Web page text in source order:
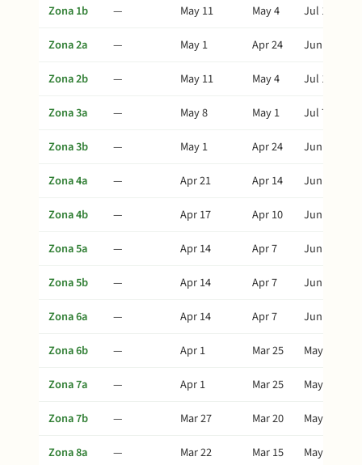
Zona 1b
— May 11 May 4
Jul 10
Zona 2a
— May 1 Apr 24
Jun 30
Zona 2b
— May 11 May 4
Jul 10
Zona 3a
— May 8 May 1
Jul 7
Zona 3b
— May 1 Apr 24
Jun 30
Zona 4a
— Apr 21 Apr 14
Jun 20
Zona 4b
— Apr 17 Apr 10
Jun 16
Zona 5a
— Apr 14 Apr 7
Jun 13
Zona 5b
— Apr 14 Apr 7
Jun 13
Zona 6a
— Apr 14 Apr 7
Jun 13
Zona 6b
— Apr 1 Mar 25
May 31
Zona 7a
— Apr 1 Mar 25
May 31
Zona 7b
— Mar 27 Mar 20
May 26
Zona 8a
— Mar 22 Mar 15 May 21